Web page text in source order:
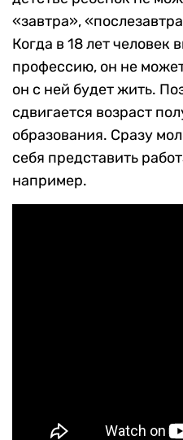
«завтра»,
Когда в 18 лет человек
профессию, он не
он с ней будет жить.
сдвигается возраст
образования. Сразу
себя представить
например.